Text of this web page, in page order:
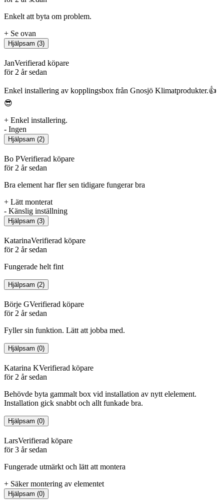
Enkelt att byta om problem.
+ Se ovan
Hjälpsam (3)
JanVerifierad köpare
för 2 år sedan
Enkel installering av kopplingsbox från Gnosjö Klimatprodukter.👍
😎
+ Enkel installering.
- Ingen
Hjälpsam (2)
Bo PVerifierad köpare
för 2 år sedan
Bra element har fler sen tidigare fungerar bra
+ Lätt monterat
- Känslig inställning
Hjälpsam (3)
KatarinaVerifierad köpare
för 2 år sedan
Fungerade helt fint
Hjälpsam (2)
Börje GVerifierad köpare
för 2 år sedan
Fyller sin funktion. Lätt att jobba med.
Hjälpsam (0)
Katarina KVerifierad köpare
för 2 år sedan
Behövde byta gammalt box vid installation av nytt elelement.
Installation gick snabbt och allt funkade bra.
Hjälpsam (0)
LarsVerifierad köpare
för 3 år sedan
Fungerade utmärkt och lätt att montera
+ Säker montering av elementet
Hjälpsam (0)